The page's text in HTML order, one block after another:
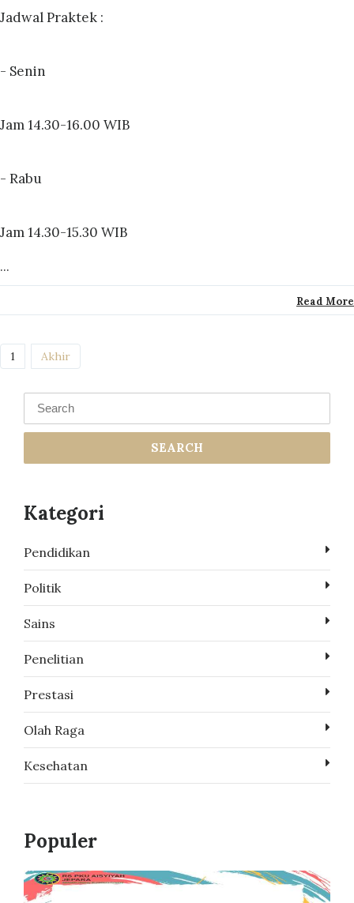
Jadwal Praktek :
- Senin
Jam 14.30-16.00 WIB
- Rabu
Jam 14.30-15.30 WIB
...
Read More
1 (current)
Akhir
SEARCH
Kategori
Pendidikan
Politik
Sains
Penelitian
Prestasi
Olah Raga
Kesehatan
Populer